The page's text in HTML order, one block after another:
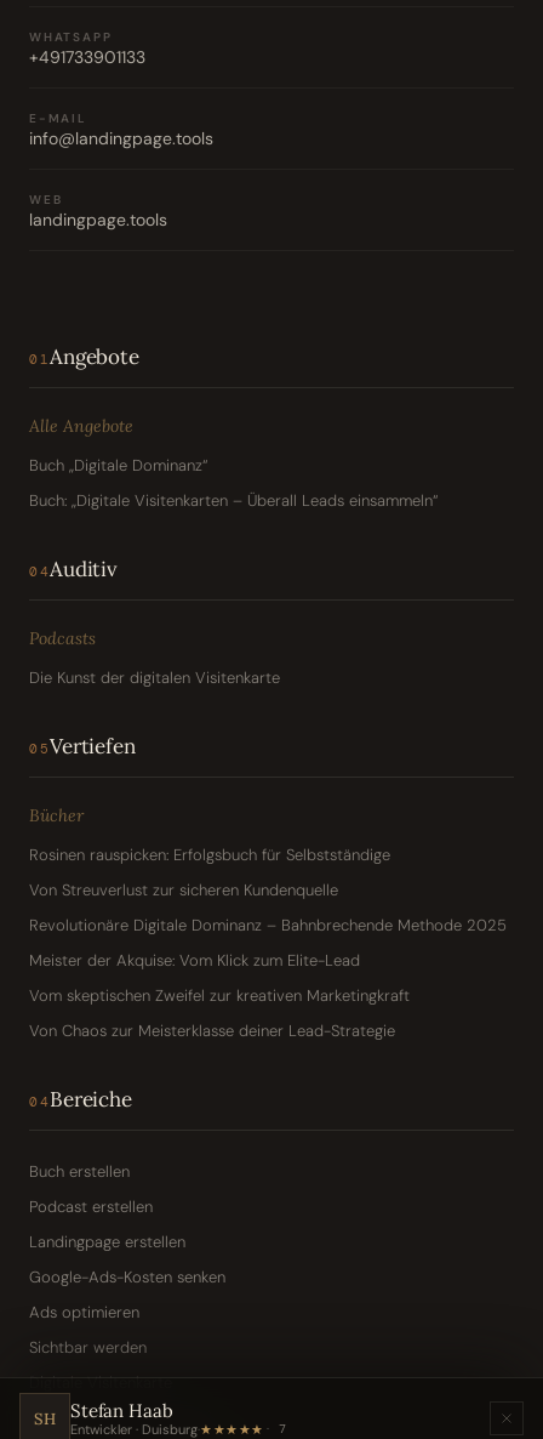
WHATSAPP
+491733901133
E-MAIL
info@landingpage.tools
WEB
landingpage.tools
01Angebote
Alle Angebote
Buch „Digitale Dominanz“
Buch: „Digitale Visitenkarten – Überall Leads einsammeln“
04Auditiv
Podcasts
Die Kunst der digitalen Visitenkarte
05Vertiefen
Bücher
Rosinen rauspicken: Erfolgsbuch für Selbstständige
Von Streuverlust zur sicheren Kundenquelle
Revolutionäre Digitale Dominanz – Bahnbrechende Methode 2025
Meister der Akquise: Vom Klick zum Elite-Lead
Vom skeptischen Zweifel zur kreativen Marketingkraft
Von Chaos zur Meisterklasse deiner Lead-Strategie
04Bereiche
Buch erstellen
Podcast erstellen
Landingpage erstellen
Google-Ads-Kosten senken
Ads optimieren
Sichtbar werden
Digitale Visitenkarte
KI-Assistent (Toni · Jarvis)
SH Stefan Haab
Entwickler · Duisburg·★★★★★ 7